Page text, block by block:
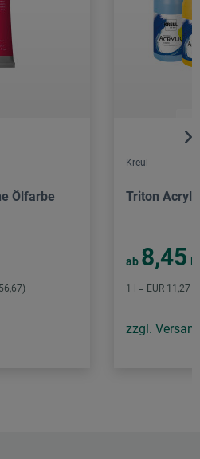
Ölfarbe
Kreul
Triton
ab 8,45
1 l = EUR 11,27
zzgl.